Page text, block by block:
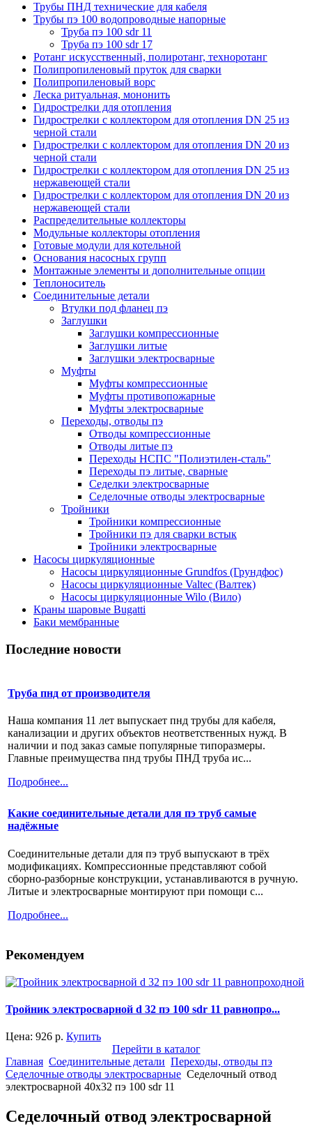
Трубы ПНД технические для кабеля
Трубы пэ 100 водопроводные напорные
Труба пэ 100 sdr 11
Труба пэ 100 sdr 17
Ротанг искусственный, полиротанг, техноротанг
Полипропиленовый пруток для сварки
Полипропиленовый ворс
Леска ритуальная, мононить
Гидрострелки для отопления
Гидрострелки с коллектором для отопления DN 25 из
черной стали
Гидрострелки с коллектором для отопления DN 20 из
черной стали
Гидрострелки с коллектором для отопления DN 25 из
нержавеющей стали
Гидрострелки с коллектором для отопления DN 20 из
нержавеющей стали
Распределительные коллекторы
Модульные коллекторы отопления
Готовые модули для котельной
Основания насосных групп
Монтажные элементы и дополнительные опции
Теплоноситель
Соединительные детали
Втулки под фланец пэ
Заглушки
Заглушки компрессионные
Заглушки литые
Заглушки электросварные
Муфты
Муфты компрессионные
Муфты противопожарные
Муфты электросварные
Переходы, отводы пэ
Отводы компрессионные
Отводы литые пэ
Переходы НСПС "Полиэтилен-сталь"
Переходы пэ литые, сварные
Седелки электросварные
Седелочные отводы электросварные
Тройники
Тройники компрессионные
Тройники пэ для сварки встык
Тройники электросварные
Насосы циркуляционные
Насосы циркуляционные Grundfos (Грундфос)
Насосы циркуляционные Valtec (Валтек)
Насосы циркуляционные Wilo (Вило)
Краны шаровые Bugatti
Баки мембранные
Последние новости
Труба пнд от производителя
Наша компания 11 лет выпускает пнд трубы для кабеля,
канализации и других объектов неответственных нужд. В
наличии и под заказ самые популярные типоразмеры.
Главные преимущества пнд трубы ПНД труба ис...
Подробнее...
Какие соединительные детали для пэ труб самые
надёжные
Соединительные детали для пэ труб выпускают в трёх
модификациях. Компрессионные представляют собой
сборно-разборные конструкции, устанавливаются в ручную.
Литые и электросварные монтируют при помощи с...
Подробнее...
Рекомендуем
Тройник электросварной d 32 пэ 100 sdr 11 равнопро...
Цена: 926 р. Купить
Перейти в каталог
Главная Соединительные детали Переходы, отводы пэ
Седелочные отводы электросварные Седелочный отвод
электросварной 40x32 пэ 100 sdr 11
Седелочный отвод электросварной